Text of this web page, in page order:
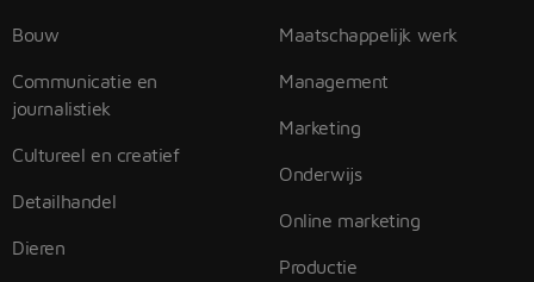
Bouw
Communicatie en
journalistiek
Cultureel en creatief
Detailhandel
Dieren
Maatschappelijk werk
Management
Marketing
Onderwijs
Online marketing
Productie